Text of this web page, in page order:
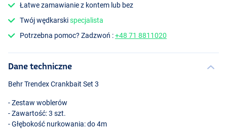
Łatwe zamawianie z kontem lub bez
Twój wędkarskispecjalista
Potrzebna pomoc? Zadzwoń :+48 71 8811020
Dane techniczne
Behr Trendex Crankbait Set 3
- Zestaw woblerów
- Zawartość: 3 szt.
- Głębokość nurkowania: do 4m